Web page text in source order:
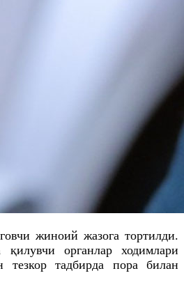
жиноий жазога тортилди.
органлар ходимлари
тезкор тадбирда пора билан